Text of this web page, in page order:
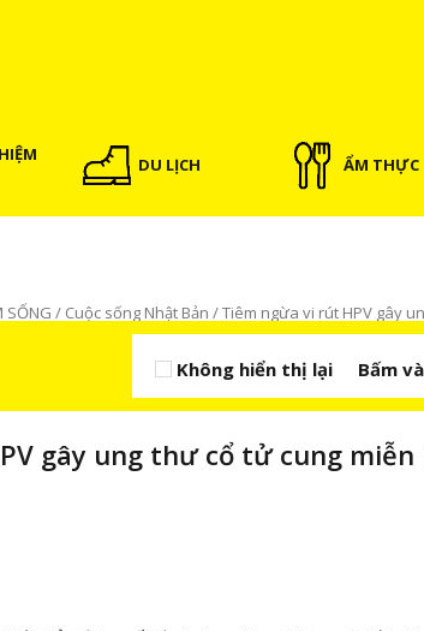
DU LỊCH ẨM THỰC
SỐNG / Cuộc sống Nhật Bản /Tiêm ngừa vi rút HPV gây
BÀI VIẾT NỔI BẬT
gây ung thư cổ tử cung
Không hiển thị lại Bấm